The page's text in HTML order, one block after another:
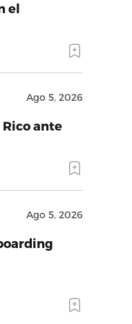
el
Ago 5, 2026
Rico ante
Ago 5, 2026